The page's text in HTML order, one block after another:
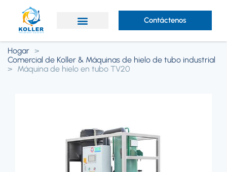
Contáctenos
Hogar >
Comercial de Koller & Máquinas de hielo de tubo industrial
> Máquina de hielo en tubo TV20